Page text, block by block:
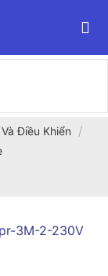
Điều Khiển /